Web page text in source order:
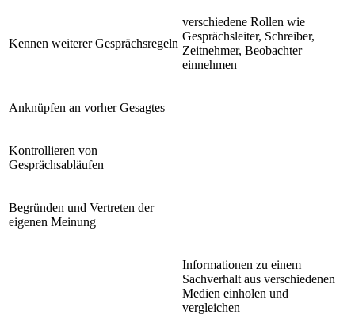
Kennen weiterer Gesprächsregeln
verschiedene Rollen wie
Gesprächsleiter, Schreiber,
Zeitnehmer, Beobachter
einnehmen
Anknüpfen an vorher Gesagtes
Kontrollieren von
Gesprächsabläufen
Begründen und Vertreten der
eigenen Meinung
Informationen zu einem
Sachverhalt aus verschiedenen
Medien einholen und
vergleichen